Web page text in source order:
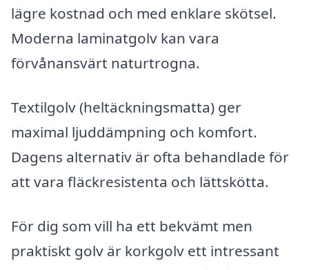
lägre kostnad och med enklare skötsel.
Moderna laminatgolv kan vara
förvånansvärt naturtrogna.
Textilgolv (heltäckningsmatta) ger
maximal ljuddämpning och komfort.
Dagens alternativ är ofta behandlade för
att vara fläckresistenta och lättskötta.
För dig som vill ha ett bekvämt men
praktiskt golv är korkgolv ett intressant